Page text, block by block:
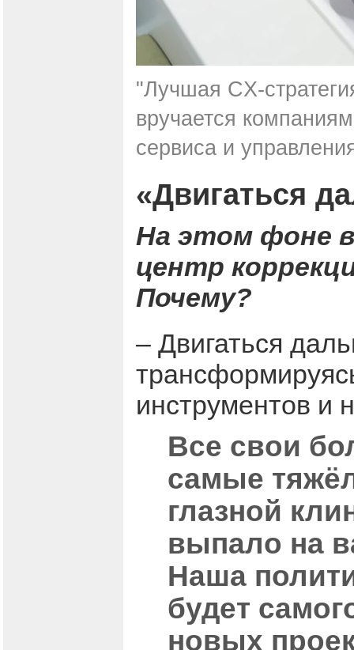
"Лучшая CX-
вручается
сервиса и
«Двигаться
На этом фоне
центр
Почему?
– Двигаться
инструментов и
Все свои
самые
глазной
выпало на
Наша
будет
новых